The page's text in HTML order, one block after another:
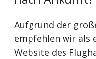
Aufgrund der
empfehlen wir als
Website des